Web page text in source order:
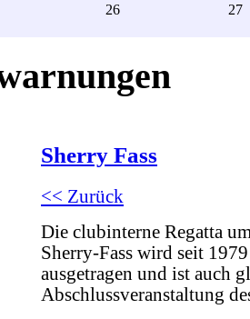
26
27
Sherry Fass
<< Zurück
Die clubinterne Regatta
Sherry-Fass wird seit
ausgetragen und ist auch
Abschlussveranstaltung